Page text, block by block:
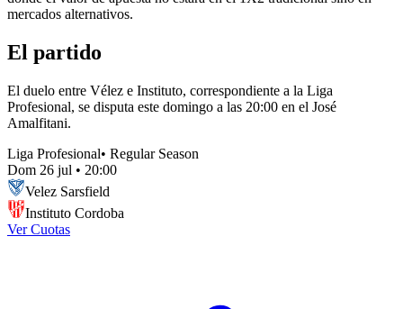
mercados alternativos.
El partido
El duelo entre Vélez e Instituto, correspondiente a la Liga
Profesional, se disputa este domingo a las 20:00 en el José
Amalfitani.
Liga Profesional• Regular Season
Dom 26 jul • 20:00
Velez Sarsfield
Instituto Cordoba
Ver Cuotas